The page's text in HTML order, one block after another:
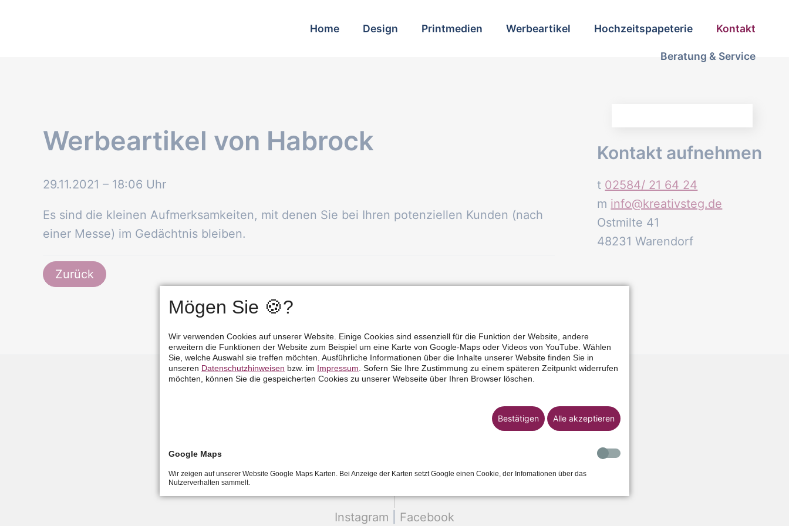
Home Design Printmedien Werbeartikel Hochzeitspapeterie Kontakt
Beratung & Service
Werbeartikel von Habrock
29.11.2021 – 18:06 Uhr
Es sind die kleinen Aufmerksamkeiten, mit denen Sie bei Ihren potenziellen Kunden (nach
einer Messe) im Gedächtnis bleiben.
Zurück
Kontakt aufnehmen
t 02584/ 21 64 24
m info@kreativsteg.de
Ostmilte 41
48231 Warendorf
Instagram Facebook
Mögen Sie 🍪?
Wir verwenden Cookies auf unserer Website. Einige Cookies sind essenziell für die Funktion der Website, andere
erweitern die Funktionen der Website zum Beispiel um eine Karte von Google-Maps oder Videos von YouTube. Wählen
Sie, welche Auswahl sie treffen möchten. Ausführliche Informationen über die Inhalte unserer Website finden Sie in
unseren Datenschutzhinweisen bzw. im Impressum . Sofern Sie Ihre Zustimmung zu einem späteren Zeitpunkt widerrufen
möchten, können Sie die gespeicherten Cookies zu unserer Webseite über Ihren Browser löschen.
Bestätigen Alle akzeptieren
Google Maps
Wir zeigen auf unserer Website Google Maps Karten. Bei Anzeige der Karten setzt Google einen Cookie, der Infomationen über das
Nutzerverhalten sammelt.